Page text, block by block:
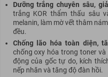
Dưỡng trắng chuyên sâu,
trắng KOR thẩm thấu sâu
melanin, làm mờ vết thâm
đều.
Chống lão hóa toàn diện,
chống oxy hóa trong toner
động của gốc tự do, kích
nếp nhăn và tăng độ đàn hồi.